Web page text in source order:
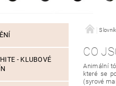
- KLUBOVÉ
CO
Animální
které se
(syrové